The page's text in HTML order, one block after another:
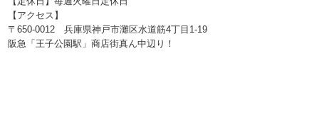
【アクセス】
〒650-0012 兵庫県神戸市灘区水道筋4丁目1‐19
阪急「王子公園駅」商店街真ん中辺り！